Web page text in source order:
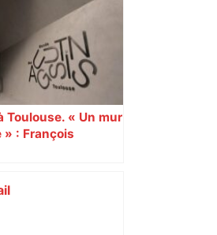
« Un mur
» : François